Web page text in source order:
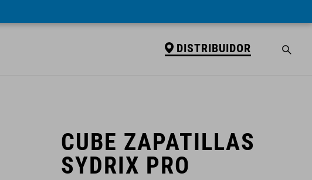
DISTRIBUIDOR
CUBE ZAPATILLAS
SYDRIX PRO